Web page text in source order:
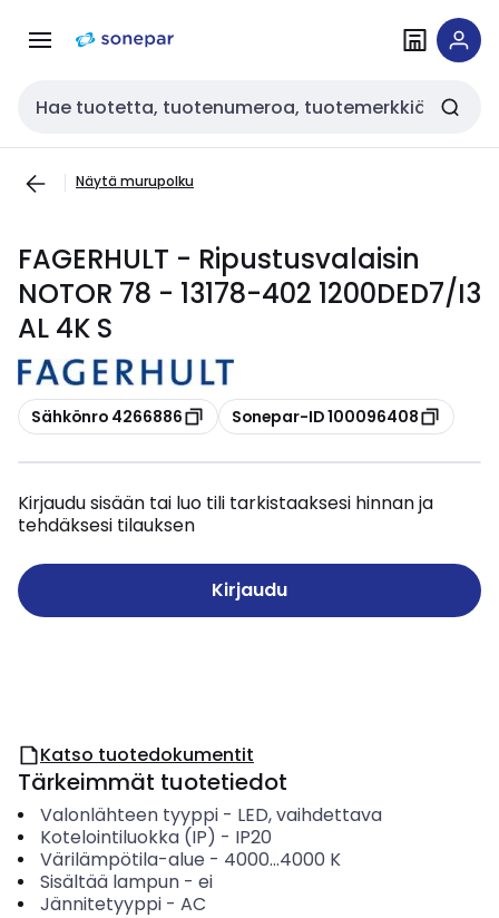
navigointiinsisältöön
Haku
Näytä murupolku
FAGERHULT - Ripustusvalaisin
NOTOR 78 - 13178-402 1200DED7/I3
AL 4K S
Kopioi
Sähkönro 4266886 Kopioi
Sonepar-ID 100096408
Kirjaudu sisään tai luo tili tarkistaaksesi hinnan ja
tehdäksesi tilauksen
Kirjaudu
Katso tuotedokumentit
Tärkeimmät tuotetiedot
Valonlähteen tyyppi- LED, vaihdettava
Kotelointiluokka (IP) - IP20
Värilämpötila-alue - 4000...4000 K
Sisältää lampun- ei
Jännitetyyppi- AC